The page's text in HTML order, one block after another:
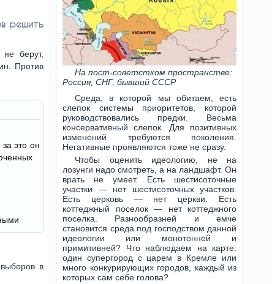
решить
берут,
Против
это он
в
На пост-советстком пространстве:
Россия, СНГ, бывший СССР
Среда, в которой мы обитаем, есть
слепок системы приоритетов, которой
руководствовались предки. Весьма
консервативный слепок. Для позитивных
изменений требуются поколения.
Негативные проявляются тоже не сразу.
Чтобы оценить идеологию, не на
лозунги надо смотреть, а на ландшафт. Он
врать не умеет. Есть шестисоточные
участки — нет шестисоточных участков.
Есть церковь — нет церкви. Есть
коттеджный поселок — нет коттеджного
поселка. Разнообразней и емче
становится среда под господством данной
идеологии или монотонней и
примитивней? Что наблюдаем на карте:
один супергород с царем в Кремле или
много конкурирующих городов, каждый из
которых сам себе голова?